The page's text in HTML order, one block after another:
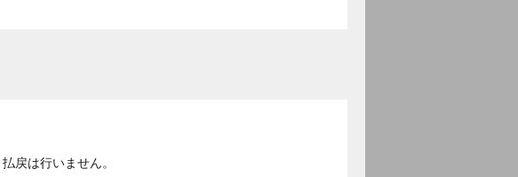
戻は行いません。